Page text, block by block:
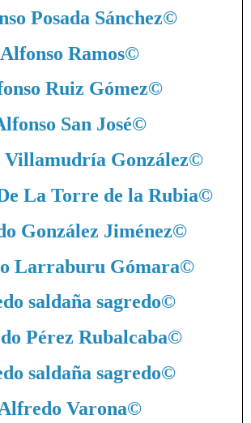
Posada Sánchez©
Alfonso Ramos©
Ruiz Gómez©
San José©
Villamudría González©
La Torre de la Rubia©
González Jiménez©
Larraburu Gómara©
saldaña sagredo©
Pérez Rubalcaba©
saldaña sagredo©
Varona©